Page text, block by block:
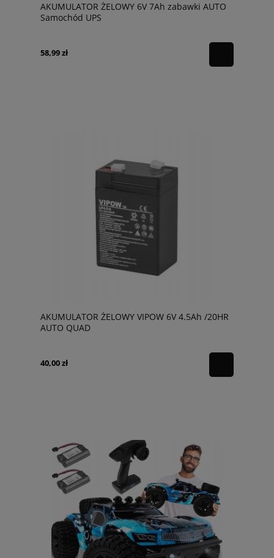
AKUMULATOR ŻELOWY 6V 7Ah zabawki AUTO
Samochód UPS
58,99 zł
AKUMULATOR ŻELOWY VIPOW 6V 4.5Ah /20HR
AUTO QUAD
40,00 zł